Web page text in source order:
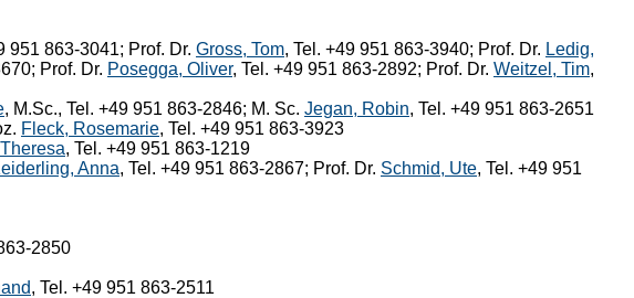
951 863-3041; Prof. Dr. Gross, Tom, Tel. +49 951 863-3940; Prof. Dr. Ledig,
Prof. Dr. Posegga, Oliver, Tel. +49 951 863-2892; Prof. Dr. Weitzel, Tim,
, M.Sc., Tel. +49 951 863-2846; M. Sc. Jegan, Robin, Tel. +49 951 863-2651
Fleck, Rosemarie, Tel. +49 951 863-3923
, Tel. +49 951 863-1219
Anna, Tel. +49 951 863-2867; Prof. Dr. Schmid, Ute, Tel. +49 951
2850
, Tel. +49 951 863-2511